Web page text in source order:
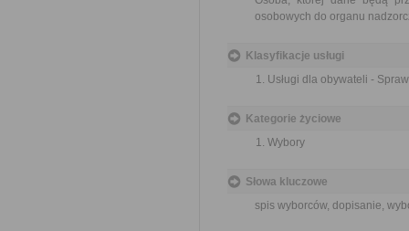
osobowych do organu
Klasyfikacje usługi
Usługi dla obywateli -
Kategorie życiowe
Wybory
Słowa kluczowe
spis wyborców, dopisanie,